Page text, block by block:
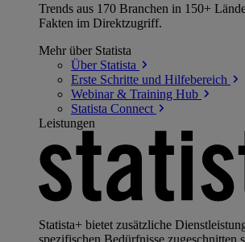
Trends aus 170 Branchen in 150+
Fakten im Direktzugriff.
Mehr über Statista
Über Statista
Erste Schritte und Hilfebereich
Webinar & Training Hub
Statista Connect
Leistungen
Statista+ bietet zusätzliche
spezifischen Bedürfnisse zugeschnitten